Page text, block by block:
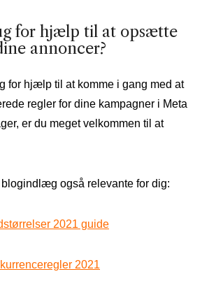
for hjælp til at opsætte
annoncer?
for hjælp til at komme i gang med at
regler for dine kampagner i Meta
er du meget velkommen til at
blogindlæg også relevante for dig:
2021 guide
2021